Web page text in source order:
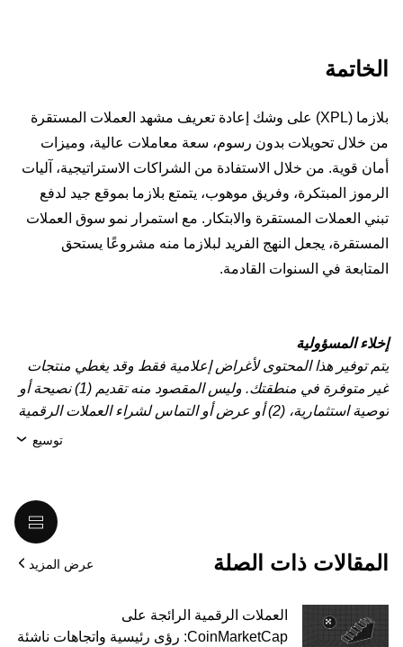
الخاتمة
بلازما (XPL) على وشك إعادة تعريف مشهد العملات المستقرة
من خلال تحويلات بدون رسوم، سعة معاملات عالية، وميزات
أمان قوية. من خلال الاستفادة من الشراكات الاستراتيجية، آليات
الرموز المبتكرة، وفريق موهوب، يتمتع بلازما بموقع جيد لدفع
تبني العملات المستقرة والابتكار. مع استمرار نمو سوق العملات
المستقرة، يجعل النهج الفريد لبلازما منه مشروعًا يستحق
المتابعة في السنوات القادمة.
إخلاء المسؤولية
يتم توفير هذا المحتوى لأغراض إعلامية فقط وقد يغطي منتجات
غير متوفرة في منطقتك. وليس المقصود منه تقديم (1) نصيحة أو
توصية استثمارية، (2) أو عرض أو التماس لشراء العملات الرقمية
على درجة عالية من المخاطرة، ويُمكِن أن تشهد تقلّبًا كبيرًا في
قيمتها. لذا، ينبغي لك التفكير جيدًا فيما إذا كان تداول العملات
وضعك المالي. يُرجى استشارة خبير الشؤون القانونية أو الضرائب
المعلومات (بما في ذلك بيانات السوق والمعلومات الإحصائية، إن
وُجدت) الموجودة في هذا المنشور هي معروضة لتكون معلومات
توسيع
المقالات ذات الصلة عرض المزيد
العملات الرقمية الرائجة على
CoinMarketCap: رؤى رئيسية واتجاهات ناشئة